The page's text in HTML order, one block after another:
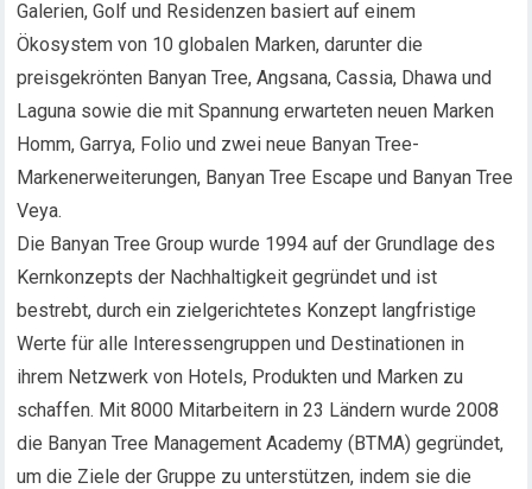
Galerien, Golf und Residenzen basiert auf einem
Ökosystem von 10 globalen Marken, darunter die
preisgekrönten Banyan Tree, Angsana, Cassia, Dhawa und
Laguna sowie die mit Spannung erwarteten neuen Marken
Homm, Garrya, Folio und zwei neue Banyan Tree-
Markenerweiterungen, Banyan Tree Escape und Banyan Tree
Veya.
Die Banyan Tree Group wurde 1994 auf der Grundlage des
Kernkonzepts der Nachhaltigkeit gegründet und ist
bestrebt, durch ein zielgerichtetes Konzept langfristige
Werte für alle Interessengruppen und Destinationen in
ihrem Netzwerk von Hotels, Produkten und Marken zu
schaffen. Mit 8000 Mitarbeitern in 23 Ländern wurde 2008
die Banyan Tree Management Academy (BTMA) gegründet,
um die Ziele der Gruppe zu unterstützen, indem sie die